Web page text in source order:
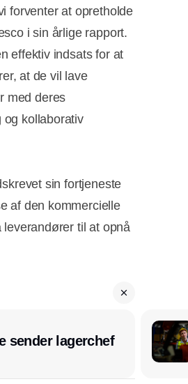
forventer at opretholde
i sin årlige rapport.
effektiv indsats for at
at de vil lave
med deres
kollaborativ
sin fortjeneste
af den kommercielle
til at opnå
sender lagerchef